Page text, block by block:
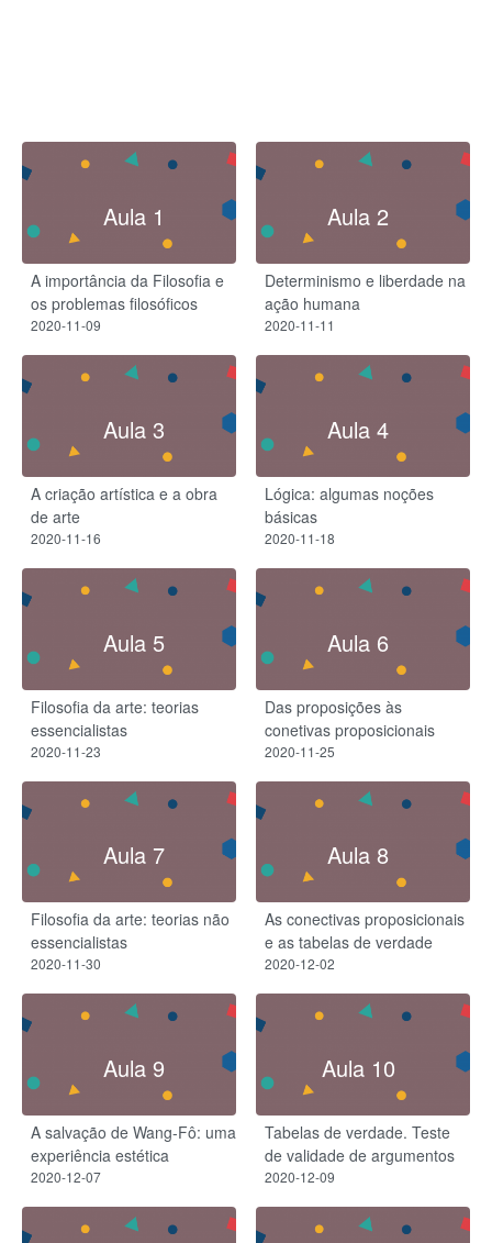
Aula 1
A importância da Filosofia e
os problemas filosóficos
2020-11-09
Aula 2
Determinismo e liberdade na
ação humana
2020-11-11
Aula 3
A criação artística e a obra
de arte
2020-11-16
Aula 4
Lógica: algumas noções
básicas
2020-11-18
Aula 5
Filosofia da arte: teorias
essencialistas
2020-11-23
Aula 6
Das proposições às
conetivas proposicionais
2020-11-25
Aula 7
Filosofia da arte: teorias não
essencialistas
2020-11-30
Aula 8
As conectivas proposicionais
e as tabelas de verdade
2020-12-02
Aula 9
A salvação de Wang-Fô: uma
experiência estética
2020-12-07
Aula 10
Tabelas de verdade. Teste
de validade de argumentos
2020-12-09